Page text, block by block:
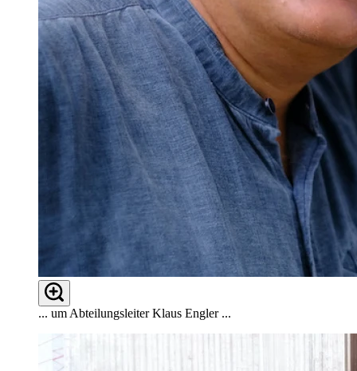
... um Abteilungsleiter Klaus Engler ...